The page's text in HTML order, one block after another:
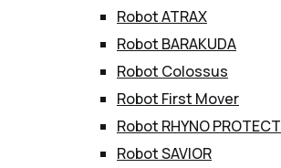
Robot ATRAX
Robot BARAKUDA
Robot Colossus
Robot First Mover
Robot RHYNO PROTECT
Robot SAVIOR